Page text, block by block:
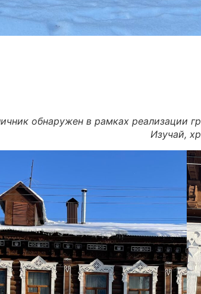
обнаружен в рамках реализации
Изучай,